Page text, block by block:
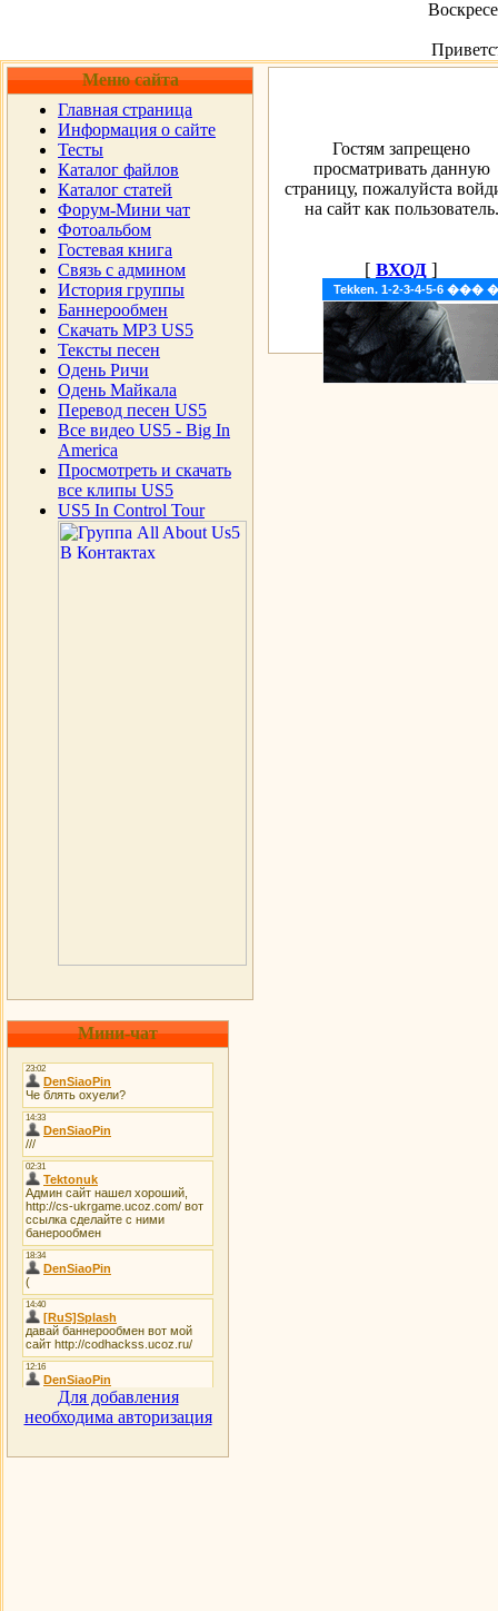
Меню сайта
Главная страница
Информация о сайте
Тесты
Каталог файлов
Каталог статей
Форум-Мини чат
Фотоальбом
Гостевая книга
Cвязь с админом
История группы
Баннерообмен
Скачать MP3 US5
Тексты песен
Одень Ричи
Одень Майкала
Перевод песен US5
Все видео US5 - Big In
America
Просмотреть и скачать
все клипы US5
US5 In Control Tour
Tekken. 1-2-3-4-5-6
Мини-чат
Для добавления
необходима авторизация
Гостям запрещено
просматривать данную
страницу, пожалуйста
на сайт как пользователь.
[ ВХОД ]